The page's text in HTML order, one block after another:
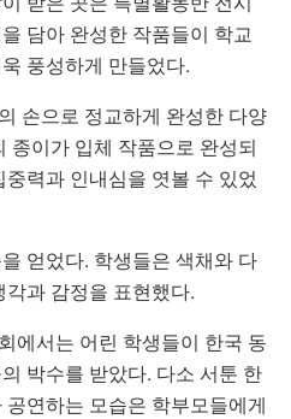
담아 완성한 작품들이 학교
풍성하게 만들었다.
손으로 정교하게 완성한 다양
종이가 입체 작품으로 완성되
력과 인내심을 엿볼 수 있었
얻었다. 학생들은 색채와 다
과 감정을 표현했다.
에서는 어린 학생들이 한국 동
박수를 받았다. 다소 서툰 한
연하는 모습은 학부모들에게